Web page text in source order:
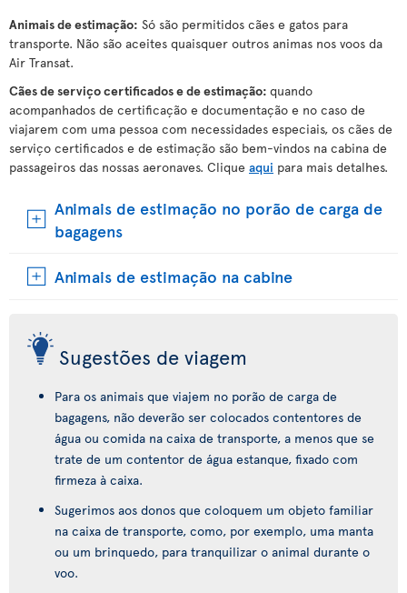
Animais de estimação: Só são permitidos cães e gatos para
transporte. Não são aceites quaisquer outros animas nos voos da
Air Transat.
Cães de serviço certificados e de estimação: quando
acompanhados de certificação e documentação e no caso de
viajarem com uma pessoa com necessidades especiais, os cães de
serviço certificados e de estimação são bem-vindos na cabina de
passageiros das nossas aeronaves. Clique aqui para mais detalhes.
Animais de estimação no porão de carga de
bagagens
Animais de estimação na cabine
Sugestões de viagem
Para os animais que viajem no porão de carga de
bagagens, não deverão ser colocados contentores de
água ou comida na caixa de transporte, a menos que se
trate de um contentor de água estanque, fixado com
firmeza à caixa.
Sugerimos aos donos que coloquem um objeto familiar
na caixa de transporte, como, por exemplo, uma manta
ou um brinquedo, para tranquilizar o animal durante o
voo.